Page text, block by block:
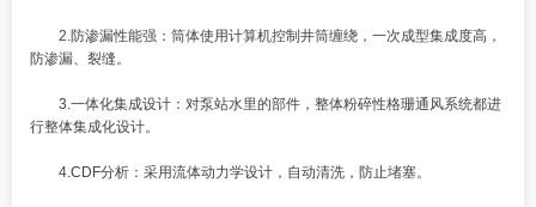
2.防渗漏性能强：筒体使用计算机控制井筒缠绕，一次成型集成度高，
防渗漏、裂缝。
3.一体化集成设计：对泵站水里的部件，整体粉碎性格珊通风系统都进
行整体集成化设计。
4.CDF分析：采用流体动力学设计，自动清洗，防止堵塞。